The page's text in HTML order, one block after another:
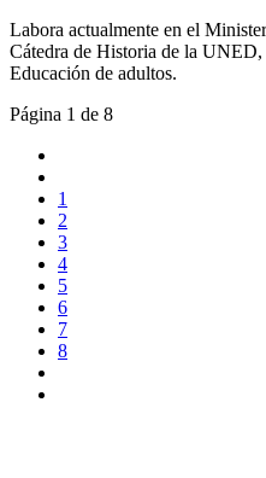
Labora actualmente en el
Cátedra de Historia de la
Educación de adultos.
Página 1 de 8
1
2
3
4
5
6
7
8